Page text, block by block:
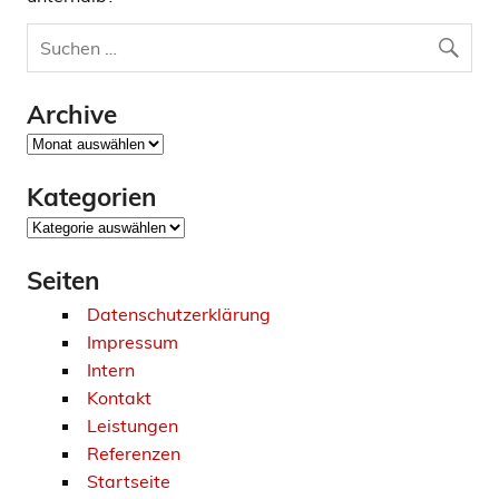
Archive
Archive
Kategorien
Kategorien
Seiten
Datenschutzerklärung
Impressum
Intern
Kontakt
Leistungen
Referenzen
Startseite